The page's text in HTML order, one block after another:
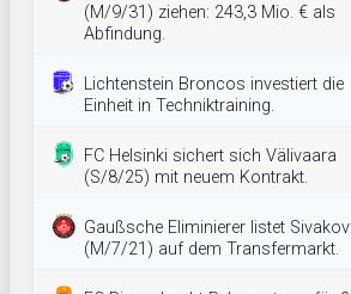
(M/9/31) ziehen: 243,3 Mio. € als
Abfindung.
Lichtenstein Broncos investiert die
Einheit in Techniktraining.
FC Helsinki sichert sich Välivaara
(S/8/25) mit neuem Kontrakt.
Gaußsche Eliminierer listet Sivakov
(M/7/21) auf dem Transfermarkt.